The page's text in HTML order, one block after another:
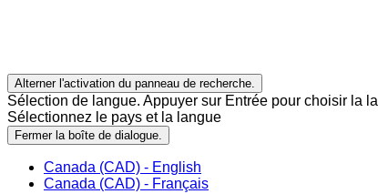
Alterner l'activation du panneau de recherche.
Sélection de langue. Appuyer sur Entrée pour choisir la
Sélectionnez le pays et la langue
Fermer la boîte de dialogue.
Canada (CAD) - English
Canada (CAD) - Français